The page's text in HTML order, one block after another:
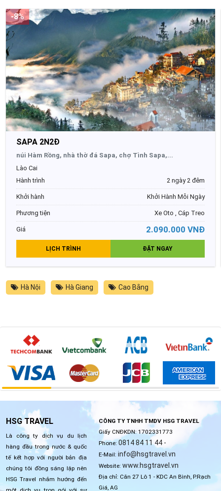
-8%
SAPA 2N2Đ
núi Hàm Rồng, nhà thờ đá Sapa, chợ Tình Sapa,...
Lào Cai
Hành trình
2 ngày 2 đêm
Khởi hành Khởi Hành Mỗi Ngày
Phương tiện Xe Oto , Cáp Treo
Giá 2.090.000 VNĐ
LỊCH TRÌNH ĐẶT NGAY
Hà Nội Hà Giang Cao Bằng
HSG TRAVEL
Là công ty dịch vụ du lịch
hàng đầu trong nước & quốc
tế kết hợp với người bản địa
chúng tôi đồng sáng lập nên
HSG Travel nhắm hướng đến
CÔNG TY TNHH TMDV HSG TRAVEL
Giấy CNĐKDN: 1702331773
Phone:0814 84 11 44 -
E-Mail:info@hsgtravel.vn
Website:www.hsgtravel.vn
Địa chỉ: Căn 27 Lô 1 - KDC An Bình, P.Rạch
Giá, AG